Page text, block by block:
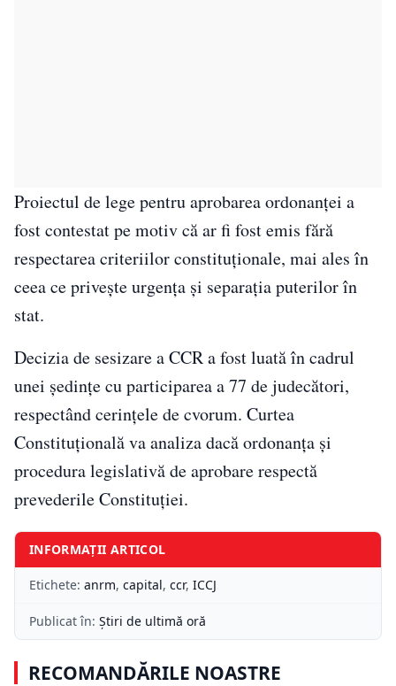
Proiectul de lege pentru aprobarea ordonanței a
fost contestat pe motiv că ar fi fost emis fără
respectarea criteriilor constituționale, mai ales în
ceea ce privește urgența și separația puterilor în
stat.
Decizia de sesizare a CCR a fost luată în cadrul
unei ședințe cu participarea a 77 de judecători,
respectând cerințele de cvorum. Curtea
Constituțională va analiza dacă ordonanța și
procedura legislativă de aprobare respectă
prevederile Constituției.
INFORMAȚII ARTICOL
Etichete: anrm, capital, ccr, ICCJ
Publicat în: Știri de ultimă oră
RECOMANDĂRILE NOASTRE